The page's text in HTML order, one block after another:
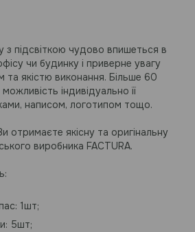
з підсвіткою чудово впишеться в
чи будинку і приверне увагу
та якістю виконання. Більше 60
індивідуально її
написом, логотипом тощо.
отримаєте якісну та оригінальну
виробника FACTURA.
1шт;
5шт;